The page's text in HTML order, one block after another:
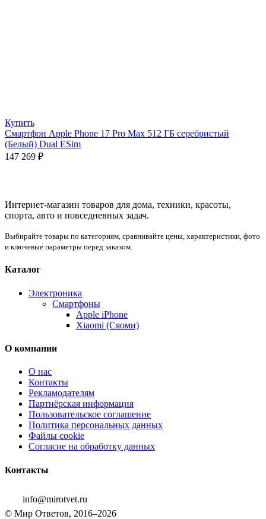
Купить
Смартфон Apple Phone 17 Pro Max 512 ГБ серебристый
(Белый) Dual ESim
147 269 ₽
Интернет-магазин товаров для дома, техники, красоты,
спорта, авто и повседневных задач.
Выбирайте товары по категориям, сравнивайте цены, характеристики, фото
и ключевые параметры перед заказом.
Каталог
Электроника
Смартфоны
Apple iPhone
Xiaomi (Сяоми)
О компании
О нас
Контакты
Рекламодателям
Партнёрская информация
Пользовательское соглашение
Политика персональных данных
Файлы cookie
Согласие на обработку данных
Контакты
info@mirotvet.ru
© Мир Ответов, 2016–2026